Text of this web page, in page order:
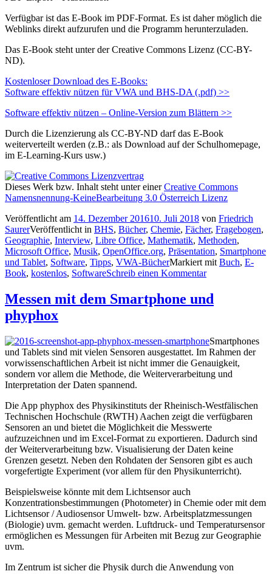
Verfügbar ist das E-Book im PDF-Format. Es ist daher möglich die
Weblinks direkt aufzurufen und die Programm herunterzuladen.
Das E-Book steht unter der Creative Commons Lizenz (CC-BY-
ND).
Kostenloser Download des E-Books:
Software effektiv nützen für VWA und BHS-DA (.pdf) >>
Software effektiv nützen – Online-Version zum Blättern >>
Durch die Lizenzierung als CC-BY-ND darf das E-Book
weiterverteilt werden (z.B.: als Download auf der Schulhomepage,
im E-Learning-Kurs usw.)
Dieses Werk bzw. Inhalt steht unter einerCreative Commons
Namensnennung-KeineBearbeitung 3.0 Österreich Lizenz
Veröffentlicht am 14. Dezember 201610. Juli 2018 von Friedrich
SaurerVeröffentlicht in BHS, Bücher, Chemie, Fächer, Fragebogen,
Geographie, Interview, Libre Office, Mathematik, Methoden,
Microsoft Office, Musik, OpenOffice.org, Präsentation, Smartphone
und Tablet, Software, Tipps, VWA-BücherMarkiert mit Buch, E-
Book, kostenlos, SoftwareSchreib einen Kommentar
Messen mit dem Smartphone und
phyphox
Smartphones
und Tablets sind mit vielen Sensoren ausgestattet. Im Rahmen der
vorwissenschaftlichen Arbeit ist nicht immer die Genauigkeit,
sondern vor allem die Methode, die Weiterverarbeitung und
Interpretation der Daten spannend.
Die App phyphox des Physikinstituts der Rheinisch-Westfälischen
Technischen Hochschule (RWTH) Aachen zeigt die verfügbaren
Sensoren an und bietet die Möglichkeit die Messwerte
aufzuzeichnen und im Excel-Format zu exportieren. Dadurch sind
der Weiterverarbeitung bzw. Visualisierung der Daten keine
Grenzen gesetzt. Neben den Rohdaten der Sensoren gibt es auch
vorgefertigte Experiment (vor allem für den Physikunterricht).
Beispielsweise könnte mit dem Lichtsensor auch
Konzentrationsbestimmungen (Photometer) in Chemie oder mit dem
Lichtsensor / Audiosensor Umwelt- bzw. Arbeitsplatzmessungen
(Biologie) uvm. gemacht werden. Luftdruck- und Temperatursensor
ermöglichen es Messungen für Arbeiten mit Bezug zur Geographie
uvm.
Im Zentrum ist sicher die Physik durch die Anwendung von